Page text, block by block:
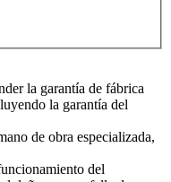
la garantía de fábrica
la garantía del
de obra especializada,
del